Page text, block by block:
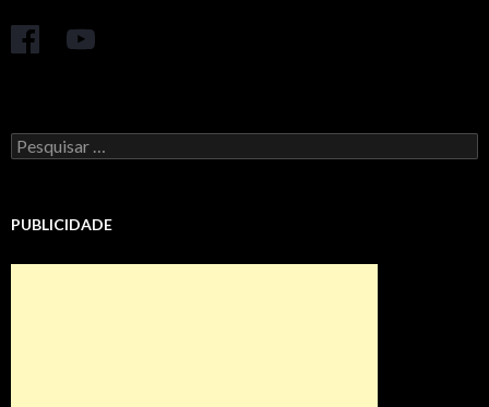
Pesquisar
por:
PUBLICIDADE